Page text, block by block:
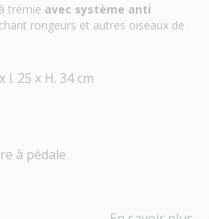
trémie avec système anti
rongeurs et autres oiseaux de
l. 25 x H. 34 cm
à pédale